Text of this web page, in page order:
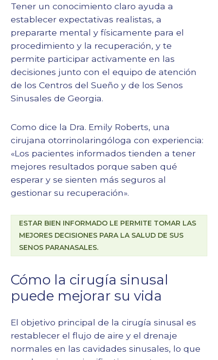
Tener un conocimiento claro ayuda a
establecer expectativas realistas, a
prepararte mental y físicamente para el
procedimiento y la recuperación, y te
permite participar activamente en las
decisiones junto con el equipo de atención
de los Centros del Sueño y de los Senos
Sinusales de Georgia.
Como dice la Dra. Emily Roberts, una
cirujana otorrinolaringóloga con experiencia:
«Los pacientes informados tienden a tener
mejores resultados porque saben qué
esperar y se sienten más seguros al
gestionar su recuperación».
ESTAR BIEN INFORMADO LE PERMITE TOMAR LAS
MEJORES DECISIONES PARA LA SALUD DE SUS
SENOS PARANASALES.
Cómo la cirugía sinusal
puede mejorar su vida
El objetivo principal de la cirugía sinusal es
restablecer el flujo de aire y el drenaje
normales en las cavidades sinusales, lo que